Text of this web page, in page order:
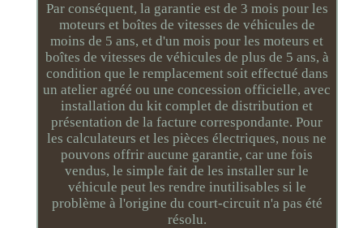
Par conséquent, la garantie est de 3 mois pour les
moteurs et boîtes de vitesses de véhicules de
moins de 5 ans, et d'un mois pour les moteurs et
boîtes de vitesses de véhicules de plus de 5 ans, à
condition que le remplacement soit effectué dans
un atelier agréé ou une concession officielle, avec
installation du kit complet de distribution et
présentation de la facture correspondante. Pour
les calculateurs et les pièces électriques, nous ne
pouvons offrir aucune garantie, car une fois
vendus, le simple fait de les installer sur le
véhicule peut les rendre inutilisables si le
problème à l'origine du court-circuit n'a pas été
résolu.